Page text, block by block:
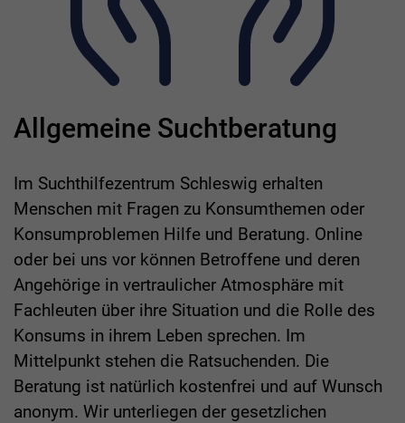
Allgemeine Suchtberatung
Im Suchthilfezentrum Schleswig erhalten
Menschen mit Fragen zu Konsumthemen oder
Konsumproblemen Hilfe und Beratung. Online
oder bei uns vor können Betroffene und deren
Angehörige in vertraulicher Atmosphäre mit
Fachleuten über ihre Situation und die Rolle des
Konsums in ihrem Leben sprechen. Im
Mittelpunkt stehen die Ratsuchenden. Die
Beratung ist natürlich kostenfrei und auf Wunsch
anonym. Wir unterliegen der gesetzlichen